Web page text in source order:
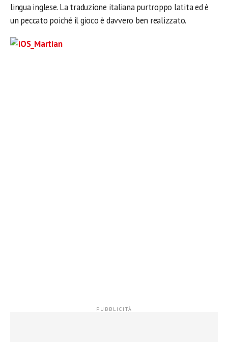
lingua inglese. La traduzione italiana purtroppo latita ed è
un peccato poiché il gioco è davvero ben realizzato.